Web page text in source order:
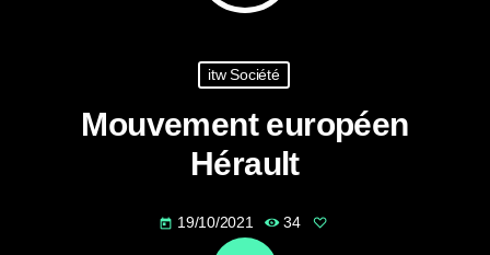
itw Société
Mouvement européen
Hérault
today 19/10/2021 34